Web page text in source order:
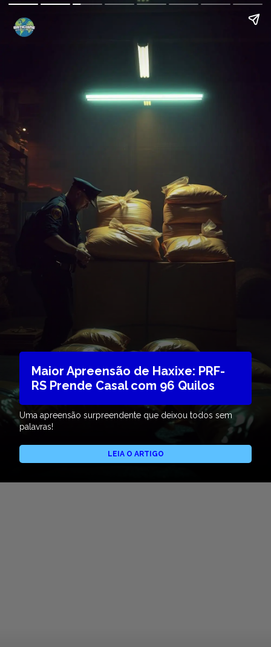
Maior Apreensão de Haxixe: PRF-
RS Prende Casal com 96 Quilos
Uma apreensão surpreendente que deixou todos sem
palavras!
LEIA O ARTIGO